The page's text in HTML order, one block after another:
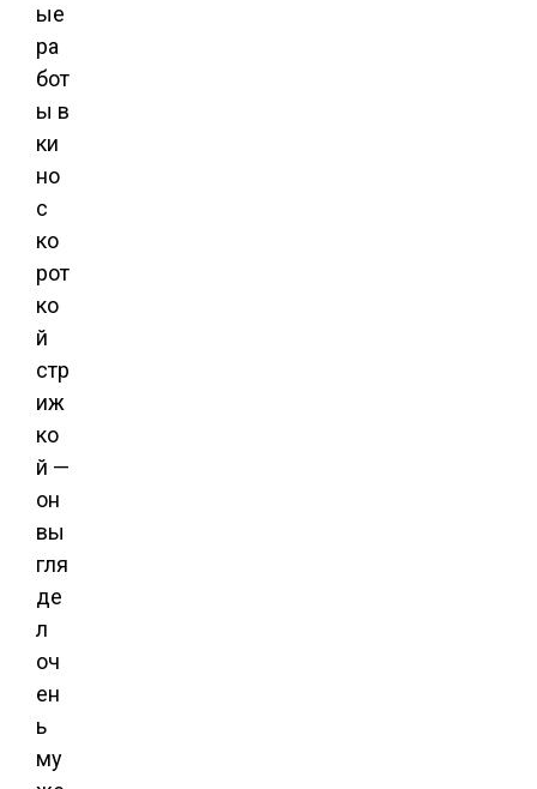
ые
ра
бот
ы в
ки
но
с
ко
рот
ко
й
стр
иж
ко
й —
он
вы
гля
де
л
оч
ен
ь
му